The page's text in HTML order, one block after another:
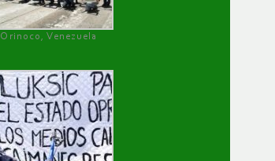
Orinoco, Venezuela